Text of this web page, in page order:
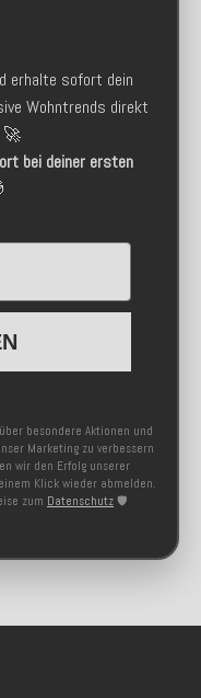
erhalte sofort dein
Wohntrends direkt
🚀
bei deiner ersten
besondere Aktionen und
Marketing zu verbessern
wir den Erfolg unserer
Klick wieder abmelden.
zum Datenschutz 🛡️